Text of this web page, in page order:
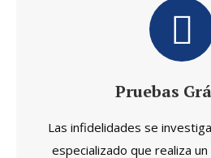
Pruebas
Las infidelidades se
especializado que realiza